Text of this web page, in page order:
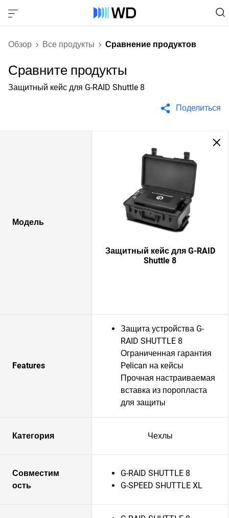
Обзор Все продукты Сравнение продуктов
Сравните продукты
Защитный кейс для G-RAID Shuttle 8
Поделиться
Модель
Защитный кейс для G-RAID
Shuttle 8
Features
Защита устройства G-
RAID SHUTTLE 8
Ограниченная гарантия
Pelican на кейсы
Прочная настраиваемая
вставка из поропласта
для защиты
Категория Чехлы
Совместим
ость
G-RAID SHUTTLE 8
G-SPEED SHUTTLE XL